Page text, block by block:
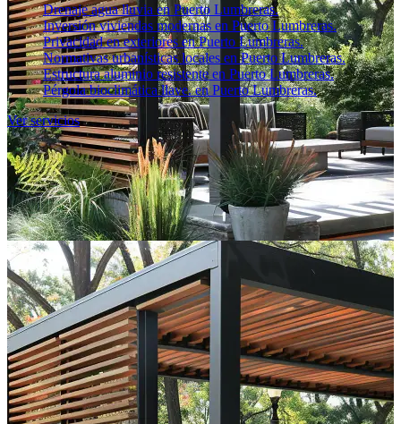
Drenaje agua lluvia en Puerto Lumbreras.
Inversión viviendas modernas en Puerto Lumbreras.
Privacidad en exteriores en Puerto Lumbreras.
Normativas urbanísticas locales en Puerto Lumbreras.
Estructura aluminio resistente en Puerto Lumbreras.
Pérgola bioclimática llave. en Puerto Lumbreras.
Ver servicios